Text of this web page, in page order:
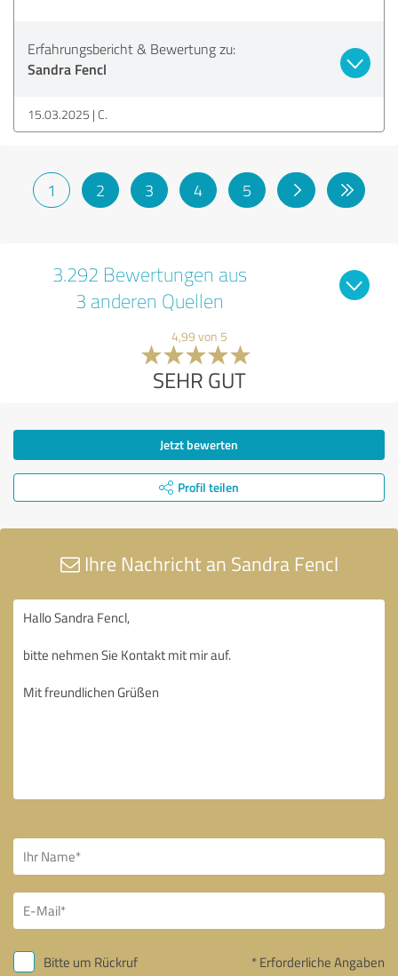
Erfahrungsbericht & Bewertung zu:
Sandra Fencl
15.03.2025 C.
1 2 3 4 5
3.292 Bewertungen aus
3 anderen Quellen
4,99 von 5
SEHR GUT
Jetzt bewerten
Profil teilen
Ihre Nachricht an Sandra Fencl
Bitte um Rückruf * Erforderliche Angaben